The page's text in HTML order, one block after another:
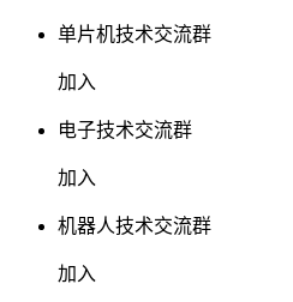
单片机技术交流群
加入
电子技术交流群
加入
机器人技术交流群
加入